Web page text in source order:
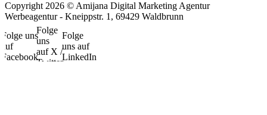
Copyright 2026 © Amijana Digital Marketing Agentur
Werbeagentur - Kneippstr. 1, 69429 Waldbrunn
Folge uns
auf
Facebook
Folge
uns
auf X /
Twitter
Folge
uns auf
LinkedIn